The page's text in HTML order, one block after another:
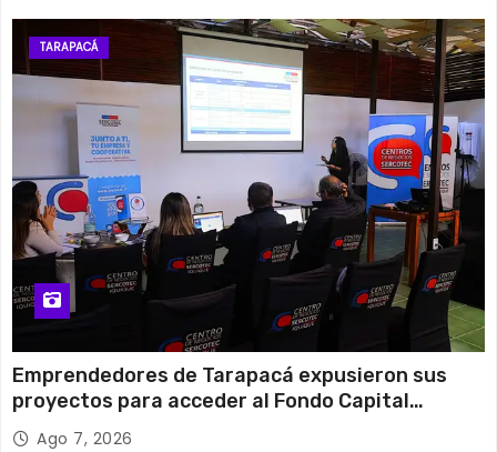
TARAPACÁ
Emprendedores de Tarapacá expusieron sus
proyectos para acceder al Fondo Capital
Semilla de SERCOTEC
Ago 7, 2026